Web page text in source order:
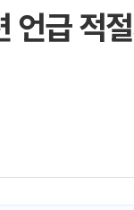
[속보]
[속보]
美, 이
강릉·
폐기물
서울 중
李대
언급 적